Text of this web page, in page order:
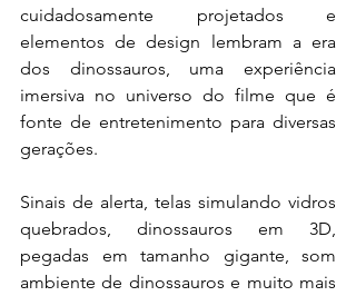
cuidadosamente projetados e
elementos de design lembram a era
dos dinossauros, uma experiência
imersiva no universo do filme que é
fonte de entretenimento para diversas
gerações.
Sinais de alerta, telas simulando vidros
quebrados, dinossauros em 3D,
pegadas em tamanho gigante, som
ambiente de dinossauros e muito mais